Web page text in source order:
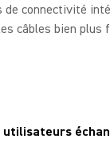
de connectivité
câbles bien plus